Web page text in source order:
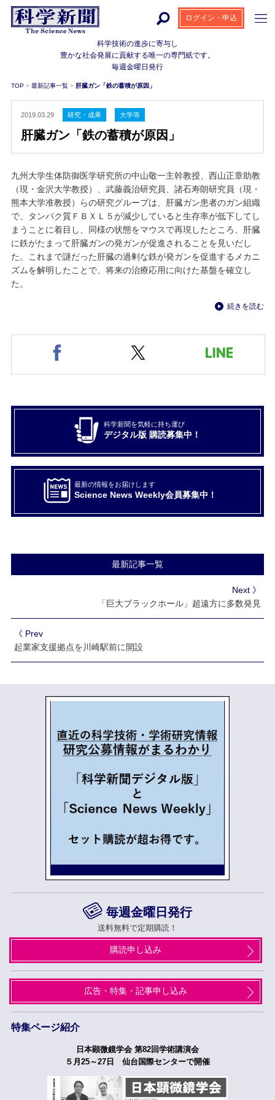
科学技術の進歩に寄与し
豊かな社会発展に貢献する唯一の専門紙です。
毎週金曜日発行
ログイン・申込
TOP > 最新記事一覧 > 肝臓ガン「鉄の蓄積が原因」
2019.03.29 研究・成果 大学等
肝臓ガン「鉄の蓄積が原因」
九州大学生体防御医学研究所の中山敬一主幹教授、西山正章助教
（現・金沢大学教授）、武藤義治研究員、諸石寿朗研究員（現・
熊本大学准教授）らの研究グループは、肝臓ガン患者のガン組織
で、タンパク質ＦＢＸＬ５が減少していると生存率が低下してし
まうことに着目し、同様の状態をマウスで再現したところ、肝臓
に鉄がたまって肝臓ガンの発ガンが促進されることを見いだし
た。これまで謎だった肝臓の過剰な鉄が発ガンを促進するメカニ
ズムを解明したことで、将来の治療応用に向けた基盤を確立し
た。
続きを読む
科学新聞を気軽に持ち運び
デジタル版 購読募集中！
最新の情報をお届けします
Science News Weekly会員募集中！
最新記事一覧
Next 》
「巨大ブラックホール」超遠方に多数発見
《 Prev
起業家支援拠点を川崎駅前に開設
毎週金曜日発行
送料無料で定期購読！
購読申し込み
広告・特集・記事申し込み
特集ページ紹介
日本顕微鏡学会 第82回学術講演会
５月25～27日 仙台国際センターで開催